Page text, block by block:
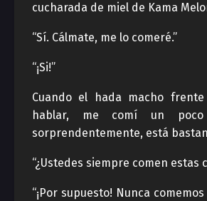
cucharada de miel de Kama
“Sí. Cálmate, me lo comeré.”
“¡Si!”
Cuando el hada macho
hablar, me comí un
sorprendentemente, está
“¿Ustedes siempre comen estas
“¡Por supuesto! Nunca